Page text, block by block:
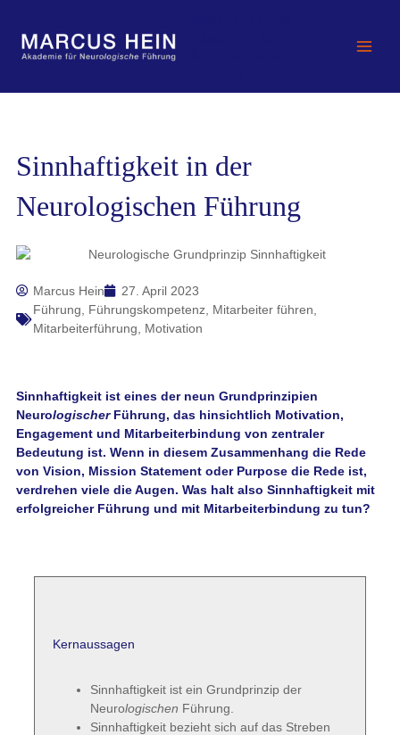
springen
Sinnhaftigkeit in der
Neurologischen Führung
Marcus Hein
27. April 2023
Führung
Führungskompetenz, Mitarbeiter führen
Mitarbeiterführung
Motivation
Sinnhaftigkeit ist eines der neun Grundprinzipien
NeurologischerFührung, das hinsichtlich Motivation,
Engagement und Mitarbeiterbindung von zentraler
Bedeutung ist. Wenn in diesem Zusammenhang die Rede
von Vision, Mission Statement oder Purpose die Rede ist,
verdrehen viele die Augen. Was halt also Sinnhaftigkeit mit
erfolgreicher Führung und mit Mitarbeiterbindung zu tun?
Kernaussagen
Sinnhaftigkeit ist ein Grundprinzip der
Neurologischen Führung.
Sinnhaftigkeit bezieht sich auf das Streben